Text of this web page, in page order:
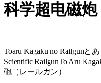
科学超电磁炮
Toaru Kagaku no Railgunと
Scientific RailgunTo Aru
砲（レールガン）